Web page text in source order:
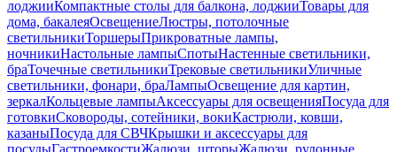
лоджииКомпактные столы для балкона, лоджииТовары для
дома, бакалеяОсвещениеЛюстры, потолочные
светильникиТоршерыПрикроватные лампы,
ночникиНастольные лампыСпотыНастенные светильники,
браТочечные светильникиТрековые светильникиУличные
светильники, фонари, браЛампыОсвещение для картин,
зеркалКольцевые лампыАксессуары для освещенияПосуда для
готовкиСковороды, сотейники, вокиКастрюли, ковши,
казаныПосуда для СВЧКрышки и аксессуары для
посудыГастроемкостиЖалюзи, шторыЖалюзи, рулонные